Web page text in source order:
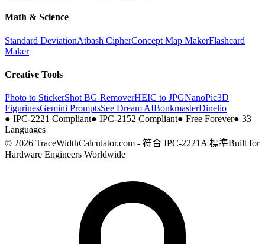
Math & Science
Standard DeviationAtbash CipherConcept Map MakerFlashcard
Maker
Creative Tools
Photo to StickerShot BG RemoverHEIC to JPGNanoPic3D
FigurinesGemini PromptsSee Dream AIBonkmasterDinelio
● IPC-2221 Compliant● IPC-2152 Compliant● Free Forever● 33
Languages
© 2026 TraceWidthCalculator.com - 符合 IPC-2221A 標準Built for
Hardware Engineers Worldwide